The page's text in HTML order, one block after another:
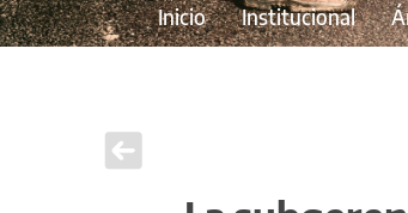
Inicio Institucional